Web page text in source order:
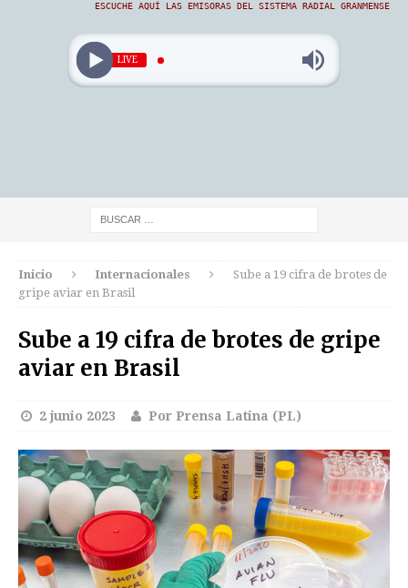
ESCUCHE AQUÍ LAS EMISORAS DEL SISTEMA RADIAL GRANMENSE
LIVE
Inicio Internacionales
Sube a 19 cifra de brotes de
gripe aviar en Brasil
Sube a 19 cifra de brotes de gripe
aviar en Brasil
2 junio 2023 Por Prensa Latina (PL)